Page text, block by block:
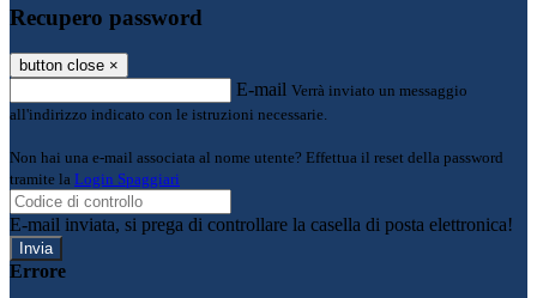
Recupero password
button close ×
E-mail Verrà inviato un messaggio
all'indirizzo indicato con le istruzioni necessarie.
Non hai una e-mail associata al nome utente? Effettua il reset della password
tramite la Login Spaggiari
E-mail inviata, si prega di controllare la casella di posta elettronica!
Errore